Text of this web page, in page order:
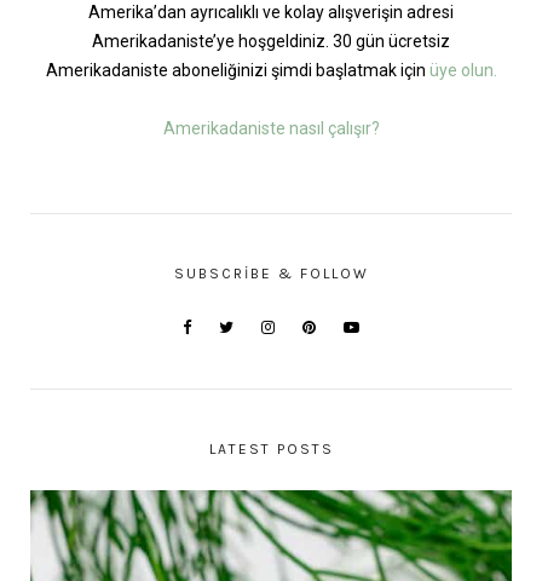
Amerika’dan ayrıcalıklı ve kolay alışverişin adresi
Amerikadaniste’ye hoşgeldiniz. 30 gün ücretsiz
Amerikadaniste aboneliğinizi şimdi başlatmak için üye olun.
Amerikadaniste nasıl çalışır?
SUBSCRIBE & FOLLOW
LATEST POSTS